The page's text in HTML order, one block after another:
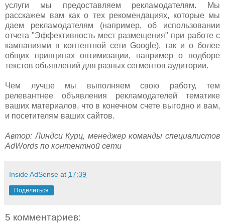
услуги мы предоставляем рекламодателям. Мы
расскажем вам как о тех рекомендациях, которые мы
даем рекламодателям (например, об использовании
отчета "Эффективность мест размещения" при работе с
кампаниями в контентной сети Google), так и о более
общих принципах оптимизации, например о подборе
текстов объявлений для разных сегментов аудитории.
Чем лучше мы выполняем свою работу, тем
релевантнее объявления рекламодателей тематике
ваших материалов, что в конечном счете выгодно и вам,
и посетителям ваших сайтов.
Автор: Линдси Курц, менеджер команды специалистов
AdWords по контентной сети
Inside AdSense at 17:39
Поделиться
5 комментариев: